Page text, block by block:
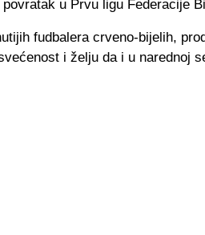
u Prvu ligu Federacije
fudbalera crveno-bijelih,
i želju da i u narednoj